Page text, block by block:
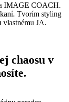
IMAGE COACH.
Tvorím styling
vlastnému JA.
chaosu v